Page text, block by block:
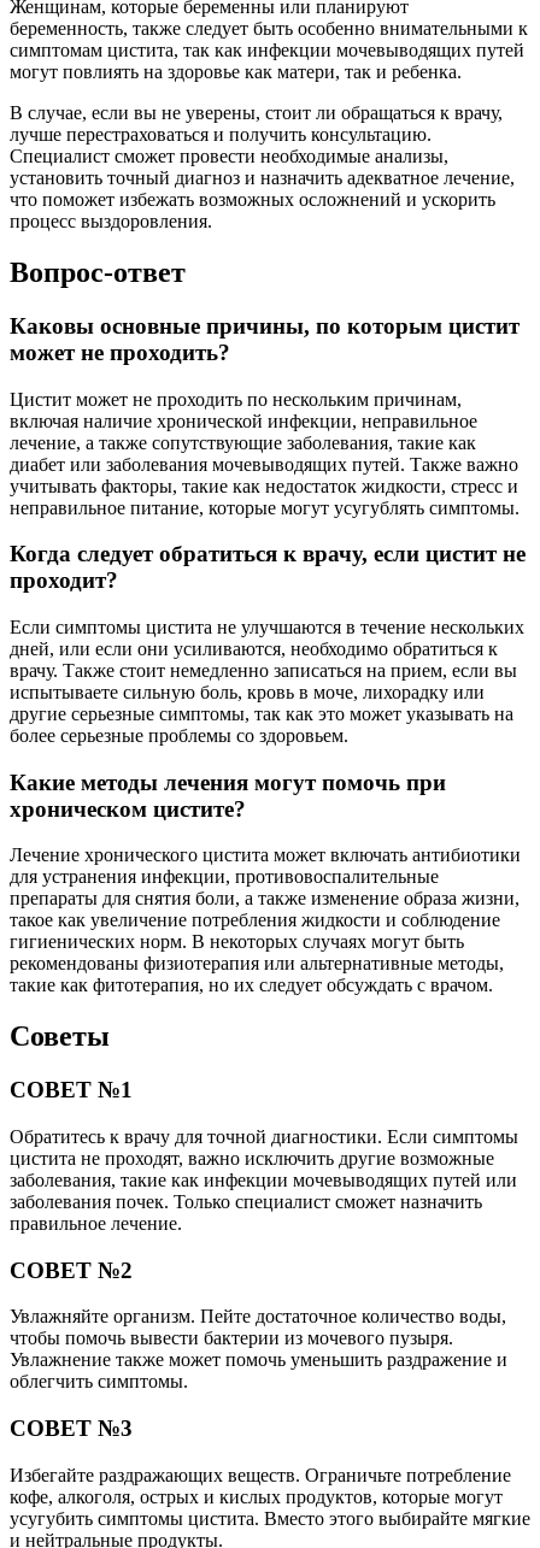
Женщинам, которые беременны или планируют
беременность, также следует быть особенно внимательными к
симптомам цистита, так как инфекции мочевыводящих путей
могут повлиять на здоровье как матери, так и ребенка.
В случае, если вы не уверены, стоит ли обращаться к врачу,
лучше перестраховаться и получить консультацию.
Специалист сможет провести необходимые анализы,
установить точный диагноз и назначить адекватное лечение,
что поможет избежать возможных осложнений и ускорить
процесс выздоровления.
Вопрос-ответ
Каковы основные причины, по которым цистит
может не проходить?
Цистит может не проходить по нескольким причинам,
включая наличие хронической инфекции, неправильное
лечение, а также сопутствующие заболевания, такие как
диабет или заболевания мочевыводящих путей. Также важно
учитывать факторы, такие как недостаток жидкости, стресс и
неправильное питание, которые могут усугублять симптомы.
Когда следует обратиться к врачу, если цистит не
проходит?
Если симптомы цистита не улучшаются в течение нескольких
дней, или если они усиливаются, необходимо обратиться к
врачу. Также стоит немедленно записаться на прием, если вы
испытываете сильную боль, кровь в моче, лихорадку или
другие серьезные симптомы, так как это может указывать на
более серьезные проблемы со здоровьем.
Какие методы лечения могут помочь при
хроническом цистите?
Лечение хронического цистита может включать антибиотики
для устранения инфекции, противовоспалительные
препараты для снятия боли, а также изменение образа жизни,
такое как увеличение потребления жидкости и соблюдение
гигиенических норм. В некоторых случаях могут быть
рекомендованы физиотерапия или альтернативные методы,
такие как фитотерапия, но их следует обсуждать с врачом.
Советы
СОВЕТ №1
Обратитесь к врачу для точной диагностики. Если симптомы
цистита не проходят, важно исключить другие возможные
заболевания, такие как инфекции мочевыводящих путей или
заболевания почек. Только специалист сможет назначить
правильное лечение.
СОВЕТ №2
Увлажняйте организм. Пейте достаточное количество воды,
чтобы помочь вывести бактерии из мочевого пузыря.
Увлажнение также может помочь уменьшить раздражение и
облегчить симптомы.
СОВЕТ №3
Избегайте раздражающих веществ. Ограничьте потребление
кофе, алкоголя, острых и кислых продуктов, которые могут
усугубить симптомы цистита. Вместо этого выбирайте мягкие
и нейтральные продукты.